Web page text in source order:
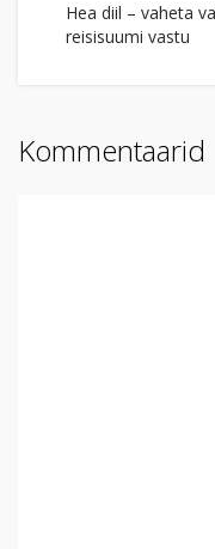
Hea diil – vaheta
reisisuumi vastu
Kommentaarid